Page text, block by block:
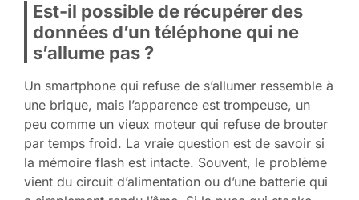
Est-il possible de récupérer des
données d’un téléphone qui ne
s’allume pas ?
Un smartphone qui refuse de s’allumer ressemble à
une brique, mais l’apparence est trompeuse, un
peu comme un vieux moteur qui refuse de brouter
par temps froid. La vraie question est de savoir si
la mémoire flash est intacte. Souvent, le problème
vient du circuit d’alimentation ou d’une batterie qui